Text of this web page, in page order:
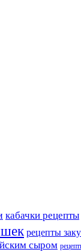
кабачки рецепты
рецепты
сыром